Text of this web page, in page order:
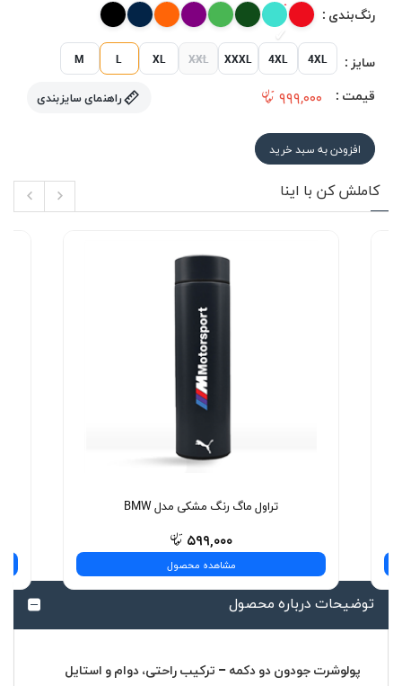
رنگ‌بندی :
سایز : M L XL XXL XXXL 4XL 4XL
قیمت : ۹۹۹,۰۰۰ راهنمای سایزبندی
افزودن به سبد خرید
کاملش کن با اینا
تراول ماگ رنگ مشکی مدل BMW
۵۹۹,۰۰۰
مشاهده محصول
توضیحات درباره محصول
پولوشرت جودون دو دکمه – ترکیب راحتی، دوام و استایل